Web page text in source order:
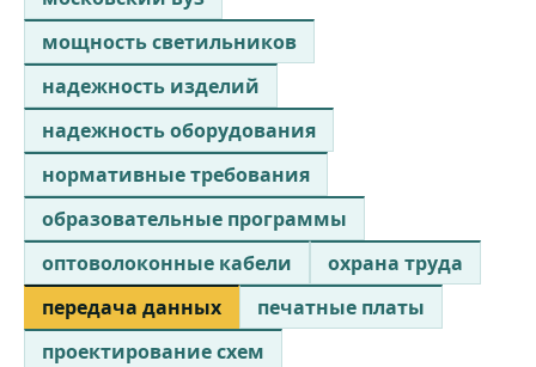
мощность светильников
надежность изделий
надежность оборудования
нормативные требования
образовательные программы
оптоволоконные кабели
охрана труда
передача данных
печатные платы
проектирование схем